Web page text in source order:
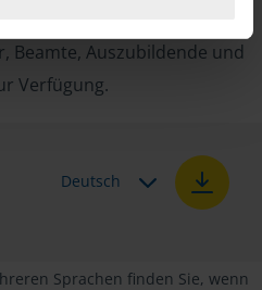
stellen wir Ihnen hier eine
Beamte, Auszubildende und
Verfügung.
Deutsch
Sprachen finden Sie, wenn